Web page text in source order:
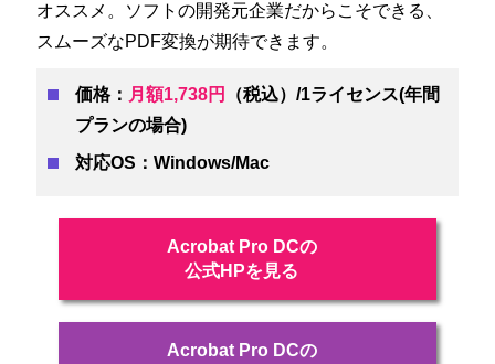
オススメ。ソフトの開発元企業だからこそできる、
スムーズなPDF変換が期待できます。
価格： 月額1,738円
（税込）/1ライセンス(年間
プランの場合)
対応OS：Windows/Mac
Acrobat Pro DCの
公式HPを見る
Acrobat Pro DCの